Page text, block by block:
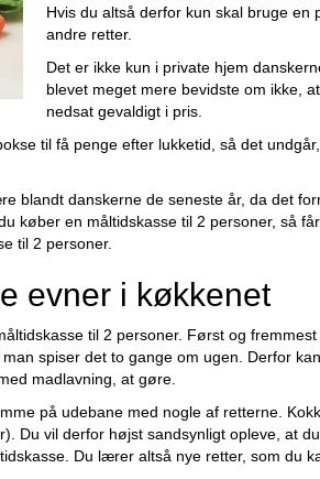
Hvis du altså derfor kun skal bruge
andre retter.
Det er ikke kun i private hjem
blevet meget mere bevidste om ikke,
nedsat gevaldigt i pris.
til få penge efter lukketid, så det
blandt danskerne de seneste år, da det
køber en måltidskasse til 2 personer, så
til 2 personer.
evner i køkkenet
til 2 personer. Først og
spiser det to gange om ugen. Derfor
madlavning, at gøre.
på udebane med nogle af retterne.
Du vil derfor højst sandsynligt opleve, at
Du lærer altså nye retter, som du